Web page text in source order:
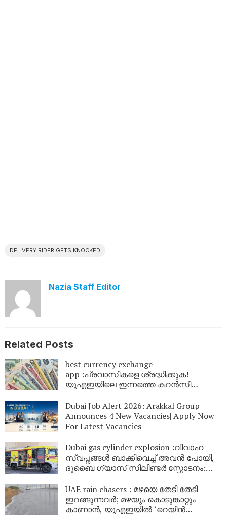
DELIVERY RIDER GETS KNOCKED
Nazia Staff Editor
Related Posts
best currency exchange
app :പ്രവാസികളെ ശ്രദ്ധിക്കുക!
യുഎഇയിലെ ഇന്നത്തെ കറൻസി
എത്ര മൂല്യമുണ്ട്? ഉടൻ പരിശോധിക്കൂ
Dubai Job Alert 2026: Arakkal Group
Announces 4 New Vacancies| Apply Now
For Latest Vacancies
Dubai gas cylinder explosion :വിവാഹ
സ്വപ്നങ്ങൾ ബാക്കിവെച്ച് അവൻ പോയി,
ദുബൈ ഗ്യാസ് സിലിണ്ടർ സ്ഫോടനം:
മരിച്ചു, ഇന്ന് മുപ്പാതാം പിറന്നാൾ
UAE rain chasers : മഴയെ തേടി തേടി
ഇറങ്ങുന്നവർ; മഴയും കൊടുങ്കാറ്റും
കാണാൻ, യുഎഇയിൽ ‘റെയിൻ